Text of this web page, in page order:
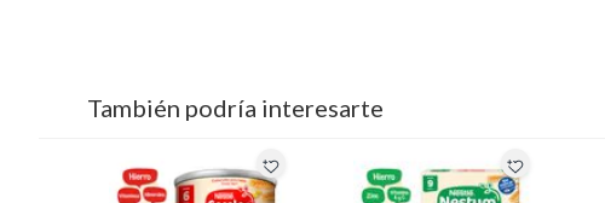
También podría interesarte